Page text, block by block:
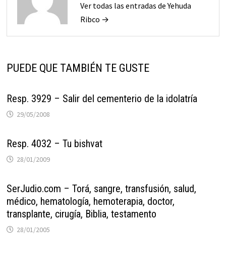
Ver todas las entradas de Yehuda
Ribco →
PUEDE QUE TAMBIÉN TE GUSTE
Resp. 3929 – Salir del cementerio de la idolatría
29/05/2008
Resp. 4032 – Tu bishvat
28/01/2009
SerJudio.com – Torá, sangre, transfusión, salud,
médico, hematología, hemoterapia, doctor,
transplante, cirugía, Biblia, testamento
28/01/2005